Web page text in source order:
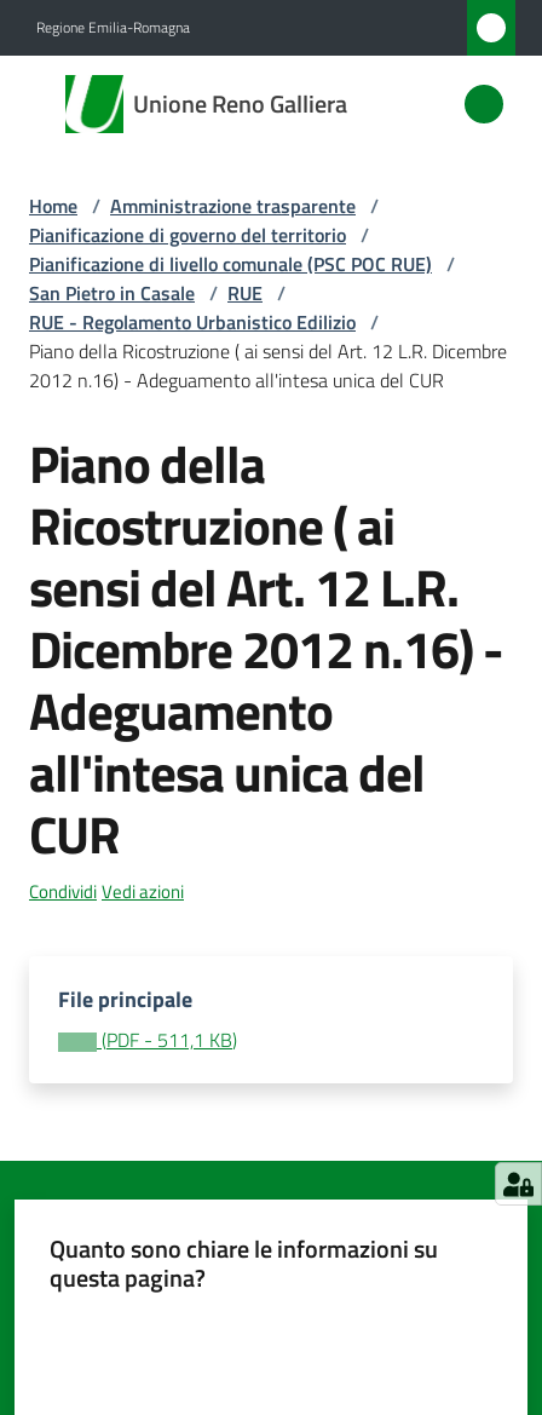
Regione Emilia-Romagna
Unione Reno Galliera
Unione
Reno
Amministrazione
Menu selezionato
Novità
Servizi
Vivere
l'Unione
Amministrazione
trasparente
Menu selezionato
Tutti
gli
argomenti...
Seguici
Home / Amministrazione trasparente /
Pianificazione di governo del territorio /
Pianificazione di livello comunale (PSC POC RUE) /
San Pietro in Casale / RUE /
RUE - Regolamento Urbanistico Edilizio /
Piano della Ricostruzione ( ai sensi del Art. 12 L.R. Dicembre
2012 n.16) - Adeguamento all'intesa unica del CUR
Piano della
Ricostruzione ( ai
sensi del Art. 12 L.R.
Dicembre 2012 n.16) -
Adeguamento
all'intesa unica del
CUR
CondividiVedi azioni
File principale
(PDF - 511,1 KB)
Quanto sono chiare le informazioni su
questa pagina?